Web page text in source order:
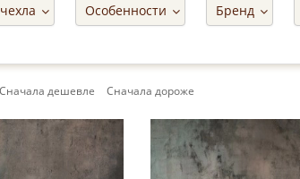
Особенности Бренд
Cначала дешевле Cначала дороже